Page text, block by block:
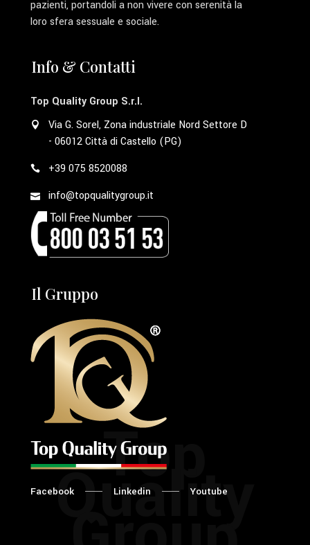
Top
Quality
pazienti, portandoli a non vivere con serenità la
loro sfera sessuale e sociale.
Info & Contatti
Top Quality Group S.r.l.
Via G. Sorel, Zona industriale Nord Settore D
- 06012 Città di Castello (PG)
+39 075 8520088
info@topqualitygroup.it
Il Gruppo
Facebook Linkedin Youtube